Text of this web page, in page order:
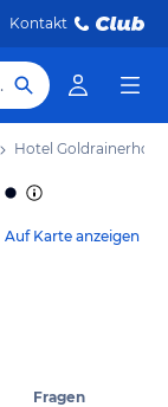
Kontakt
Hotel Goldrainerhof
Auf Karte anzeigen
Fragen